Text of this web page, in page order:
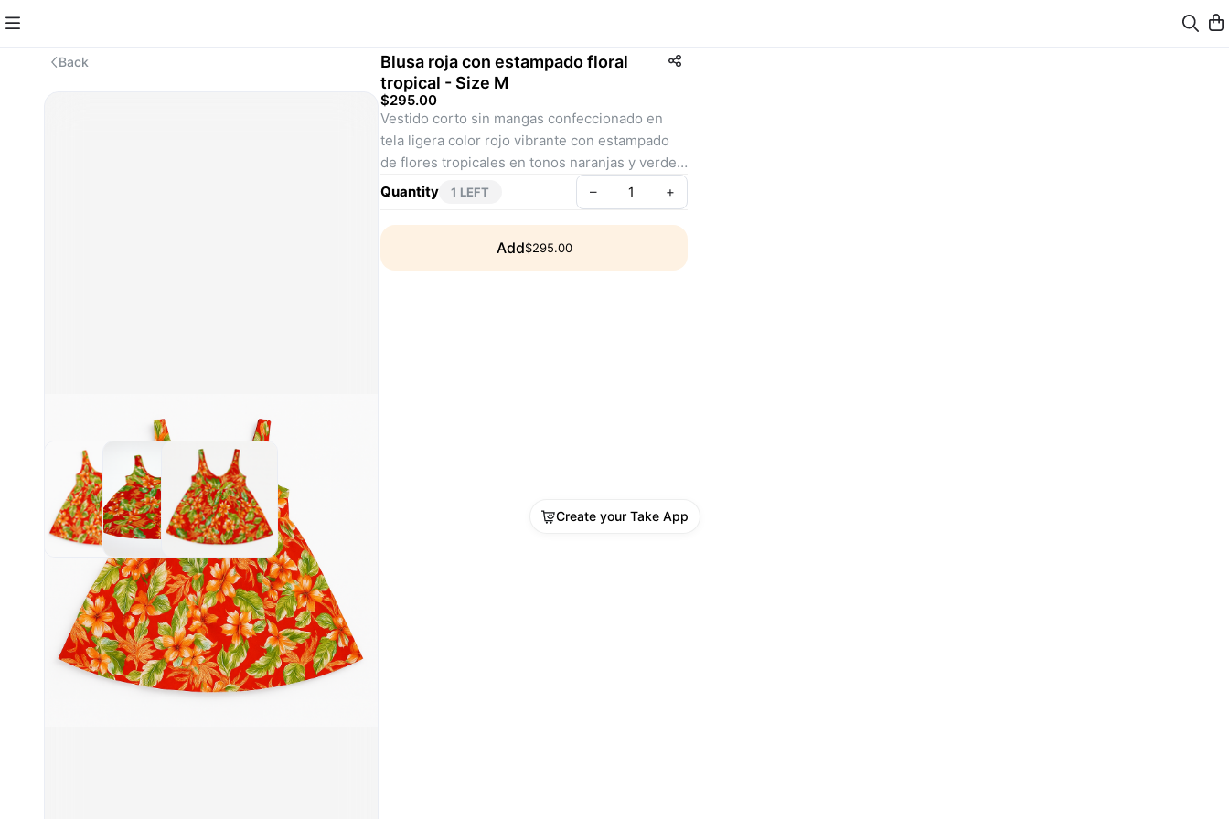
Back
Blusa roja con estampado floral
tropical - Size M
$295.00
Vestido corto sin mangas confeccionado en
tela ligera color rojo vibrante con estampado
de flores tropicales en tonos naranjas y verdes.
Presenta escote redondo profundo en la parte
delantera y trasera, con falda de corte amplio
que aporta frescura y comodidad. Una prenda
ideal para looks veraniegos, paseos al aire libre
o salidas informales con un estilo alegre y
Quantity 1 LEFT – +
Add$295.00
Create your Take App